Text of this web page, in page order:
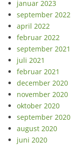
januar 2023
september 2022
april 2022
februar 2022
september 2021
juli 2021
februar 2021
december 2020
november 2020
oktober 2020
september 2020
august 2020
juni 2020